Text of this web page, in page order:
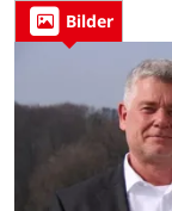
Bilder